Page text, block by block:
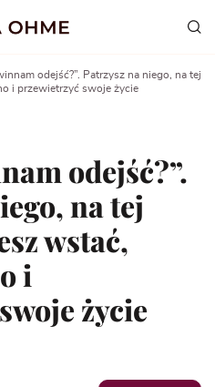
odejść?”. Patrzysz na niego, na tej
i przewietrzyć swoje życie
odejść?”.
na tej
wstać,
i
życie